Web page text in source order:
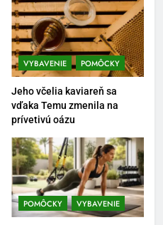
VYBAVENIE POMÔCKY
Jeho včelia kaviareň sa
vďaka Temu zmenila na
prívetivú oázu
POMÔCKY VYBAVENIE
rôzne
pomôcky
VYBAVENIE
VYBAVENIE
doplnky pre